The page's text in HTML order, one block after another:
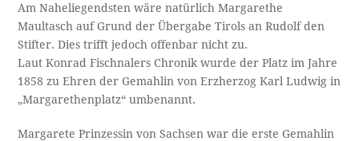
Am Naheliegendsten wäre natürlich Margarethe
Maultasch auf Grund der Übergabe Tirols an Rudolf den
Stifter. Dies trifft jedoch offenbar nicht zu.
Laut Konrad Fischnalers Chronik wurde der Platz im Jahre
1858 zu Ehren der Gemahlin von Erzherzog Karl Ludwig in
„Margarethenplatz“ umbenannt.
Margarete Prinzessin von Sachsen war die erste Gemahlin